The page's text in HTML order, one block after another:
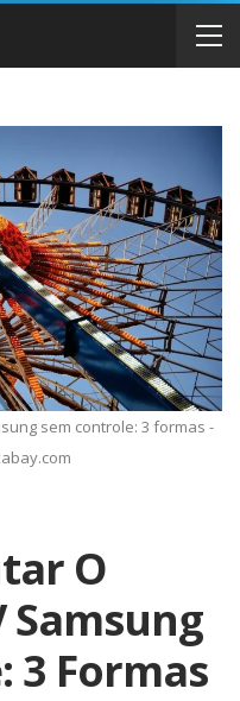
sem controle: 3 formas -
O
Samsung
3 Formas